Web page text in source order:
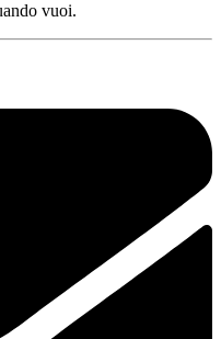
vuoi.